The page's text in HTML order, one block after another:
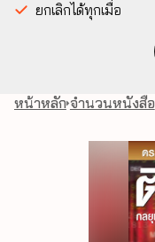
ยกเลิกได้ทุกเมื่อ
หน้าหลัก จำนวนหนังสือ